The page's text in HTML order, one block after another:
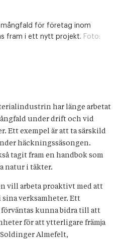
för företag inom
fram i ett nytt projekt. Foto:
har länge arbetat
under drift och vid
Ett exempel är att ta särskild
häckningssäsongen.
tagit fram en handbok som
natur i täkter.
vill arbeta proaktivt med att
verksamheter. Ett
förväntas kunna bidra till att
för att ytterligare främja
Almefelt,